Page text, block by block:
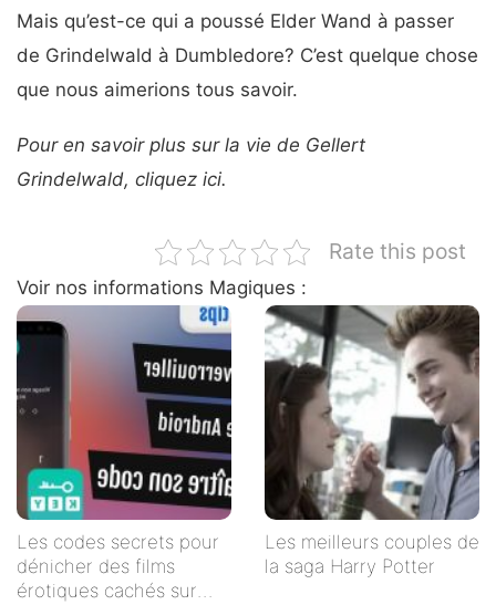
Mais qu’est-ce qui a poussé Elder Wand à passer
de Grindelwald à Dumbledore? C’est quelque chose
que nous aimerions tous savoir.
Pour en savoir plus sur la vie de Gellert
Grindelwald, cliquez ici.
Rate this post
Voir nos informations Magiques :
Les codes secrets pour
dénicher des films
érotiques cachés sur
Les meilleurs couples de
la saga Harry Potter